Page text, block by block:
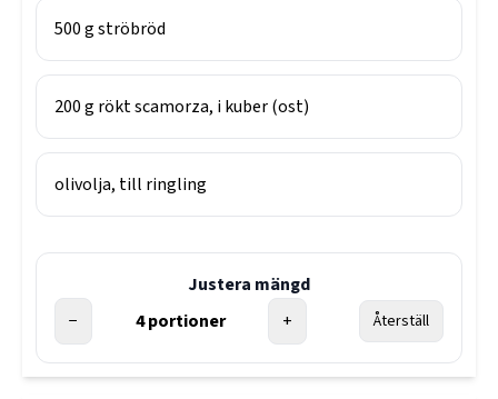
500gströbröd
200g rökt scamorza, i kuber (ost)
olivolja, till ringling
Justera mängd
−
4portioner + Återställ